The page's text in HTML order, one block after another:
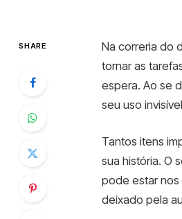
SHARE
Na correria do
tornar as
espera. Ao se
seu uso
Tantos itens
sua história. O
pode estar
deixado pela